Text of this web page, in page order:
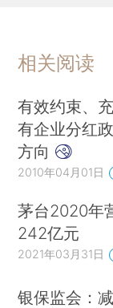
相关阅读
有效约束、
有企业分红
方向
2010年04月01日
茅台2020年
242亿元
2021年03月31日
银保监会：